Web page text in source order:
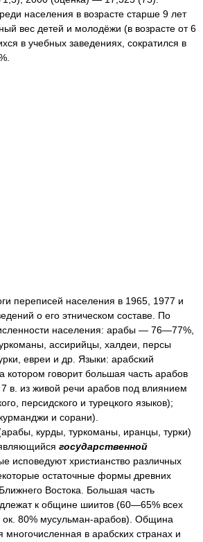
населения в возрасте старше 9 лет
вес детей и молодёжи (в возрасте от 6
в учебных заведениях, сократился в
переписей населения в 1965, 1977 и
о его этническом составе. По
населения: арабы — 76—77%,
ассирийцы, халдеи, персы
евреи и др. Языки: арабский
котором говорит большая часть арабов
в. из живой речи арабов под влиянием
персидского и турецкого языков);
и сорани).
курды, туркоманы, иранцы, турки)
государственной
исповедуют христианство различных
остаточные формы древних
Востока. Большая часть
к общине шиитов (60—65% всех
ок. 80% мусульман-арабов). Община
в арабских странах и